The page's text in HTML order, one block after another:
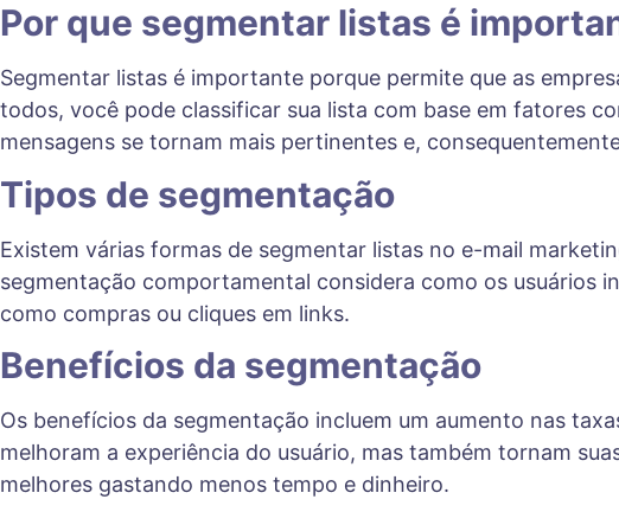
Por que segmentar listas é
Segmentar listas é importante porque permite que as
todos, você pode classificar sua lista com base em fatores
mensagens se tornam mais pertinentes e,
Tipos de segmentação
Existem várias formas de segmentar listas no e-mail
segmentação comportamental considera como os usuários
como compras ou cliques em links.
Benefícios da segmentação
Os benefícios da segmentação incluem um aumento nas
melhoram a experiência do usuário, mas também tornam
melhores gastando menos tempo e dinheiro.